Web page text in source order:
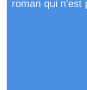
roman qui n'est